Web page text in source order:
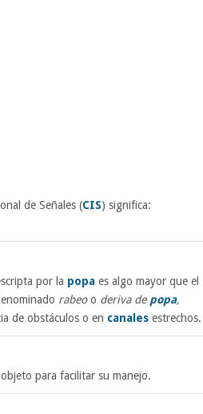
de Señales (CIS) significa:
por la popa es algo mayor que el
rabeoo deriva de popa,
de obstáculos o en canales estrechos.
para facilitar su manejo.